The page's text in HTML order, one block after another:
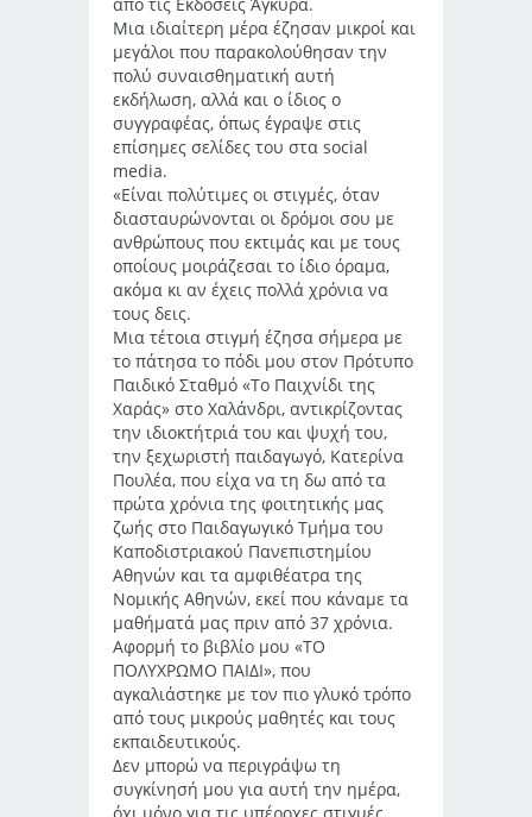
από τις Εκδόσεις Άγκυρα.
Μια ιδιαίτερη μέρα έζησαν μικροί και
μεγάλοι που παρακολούθησαν την
πολύ συναισθηματική αυτή
εκδήλωση, αλλά και ο ίδιος ο
συγγραφέας, όπως έγραψε στις
επίσημες σελίδες του στα social
media.
«Είναι πολύτιμες οι στιγμές, όταν
διασταυρώνονται οι δρόμοι σου με
ανθρώπους που εκτιμάς και με τους
οποίους μοιράζεσαι το ίδιο όραμα,
ακόμα κι αν έχεις πολλά χρόνια να
τους δεις.
Μια τέτοια στιγμή έζησα σήμερα με
το πάτησα το πόδι μου στον Πρότυπο
Παιδικό Σταθμό «Το Παιχνίδι της
Χαράς» στο Χαλάνδρι, αντικρίζοντας
την ιδιοκτήτριά του και ψυχή του,
την ξεχωριστή παιδαγωγό, Κατερίνα
Πουλέα, που είχα να τη δω από τα
πρώτα χρόνια της φοιτητικής μας
ζωής στο Παιδαγωγικό Τμήμα του
Καποδιστριακού Πανεπιστημίου
Αθηνών και τα αμφιθέατρα της
Νομικής Αθηνών, εκεί που κάναμε τα
μαθήματά μας πριν από 37 χρόνια.
Αφορμή το βιβλίο μου «ΤΟ
ΠΟΛΥΧΡΩΜΟ ΠΑΙΔΙ», που
αγκαλιάστηκε με τον πιο γλυκό τρόπο
από τους μικρούς μαθητές και τους
εκπαιδευτικούς.
Δεν μπορώ να περιγράψω τη
συγκίνησή μου για αυτή την ημέρα,